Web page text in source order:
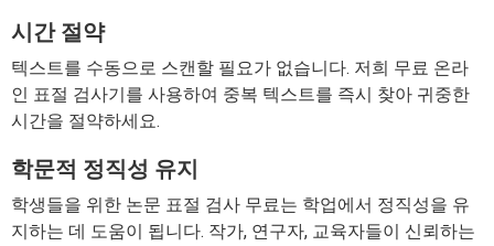
시간 절약
텍스트를 수동으로 스캔할 필요가 없습니다. 저희 무료 온라
인 표절 검사기를 사용하여 중복 텍스트를 즉시 찾아 귀중한
시간을 절약하세요.
학문적 정직성 유지
학생들을 위한 논문 표절 검사 무료는 학업에서 정직성을 유
지하는 데 도움이 됩니다. 작가, 연구자, 교육자들이 신뢰하는